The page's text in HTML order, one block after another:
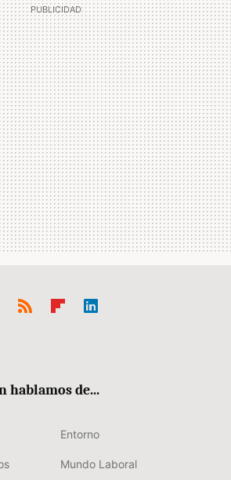
hablamos de...
Entorno
Mundo Laboral